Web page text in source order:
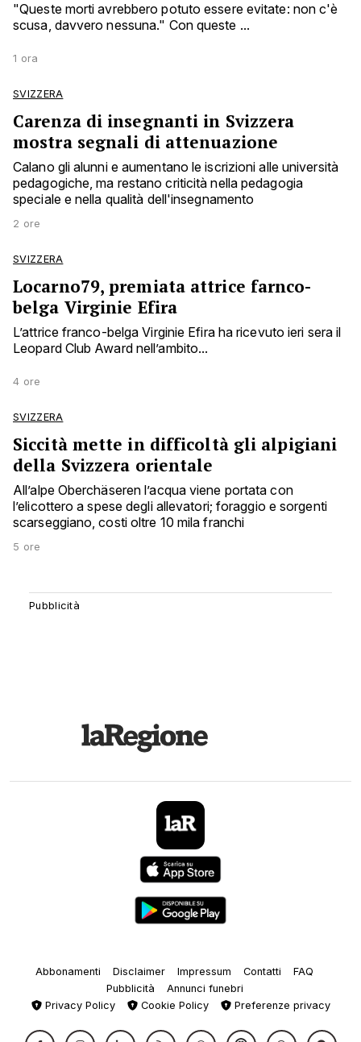
"Queste morti avrebbero potuto essere evitate: non c'è
scusa, davvero nessuna." Con queste ...
1 ora
SVIZZERA
Carenza di insegnanti in Svizzera
mostra segnali di attenuazione
Calano gli alunni e aumentano le iscrizioni alle università
pedagogiche, ma restano criticità nella pedagogia
speciale e nella qualità dell'insegnamento
2 ore
SVIZZERA
Locarno79, premiata attrice farnco-
belga Virginie Efira
L’attrice franco-belga Virginie Efira ha ricevuto ieri sera il
Leopard Club Award nell’ambito...
4 ore
SVIZZERA
Siccità mette in difficoltà gli alpigiani
della Svizzera orientale
All’alpe Oberchäseren l’acqua viene portata con
l’elicottero a spese degli allevatori; foraggio e sorgenti
scarseggiano, costi oltre 10 mila franchi
5 ore
Abbonamenti Disclaimer Impressum Contatti
FAQ
Pubblicità
Annunci funebri
Privacy Policy
Cookie Policy Preferenze privacy